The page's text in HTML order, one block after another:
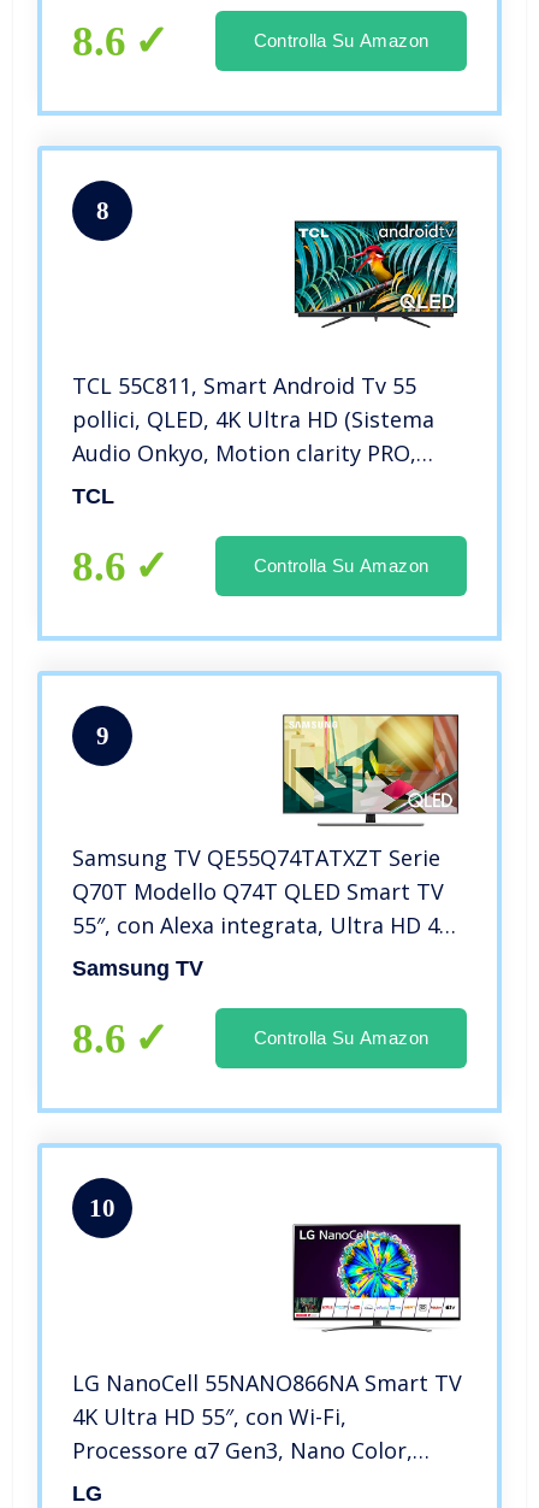
8.6 Controlla Su Amazon
8
TCL 55C811, Smart Android Tv 55
pollici, QLED, 4K Ultra HD (Sistema
Audio Onkyo, Motion clarity PRO,
HDR 10+)
TCL
8.6 Controlla Su Amazon
9
Samsung TV QE55Q74TATXZT Serie
Q70T Modello Q74T QLED Smart TV
55″, con Alexa integrata, Ultra HD 4K,
Wi-Fi, Silver, 2020, Esclusiva Amazon
Samsung TV
8.6 Controlla Su Amazon
10
LG NanoCell 55NANO866NA Smart TV
4K Ultra HD 55″, con Wi-Fi,
Processore α7 Gen3, Nano Color,
Local Dimming, Filmmaker Mode,
LG